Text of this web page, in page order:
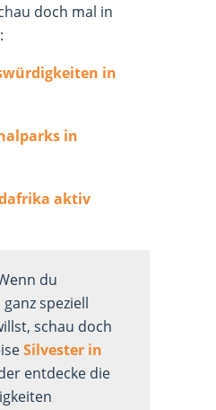
doch mal in
in
in
aktiv
du
speziell
schau doch
Silvester in
entdecke die